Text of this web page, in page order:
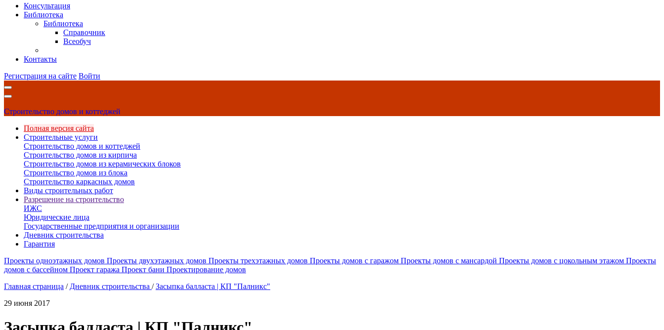
Консультация
Библиотека
Библиотека
Справочник
Всеобуч
Контакты
Регистрация на сайте Войти
Строительство домов и коттеджей
Полная версия сайта
Строительные услуги
Строительство домов и коттеджей
Строительство домов из кирпича
Строительство домов из керамических блоков
Строительство домов из блока
Строительство каркасных домов
Виды строительных работ
Разрешение на строительство
ИЖС
Юридические лица
Государственные предприятия и организации
Дневник строительства
Гарантия
Проекты одноэтажных домов Проекты двухэтажных домов Проекты трехэтажных домов Проекты домов с гаражом Проекты домов с мансардой Проекты домов с цокольным этажом Проекты
домов с бассейном Проект гаража Проект бани Проектирование домов
Главная страница / Дневник строительства / Засыпка балласта | КП "Палникс"
29 июня 2017